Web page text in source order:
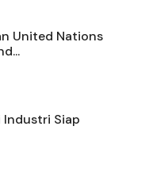
United Nations
Industri Siap